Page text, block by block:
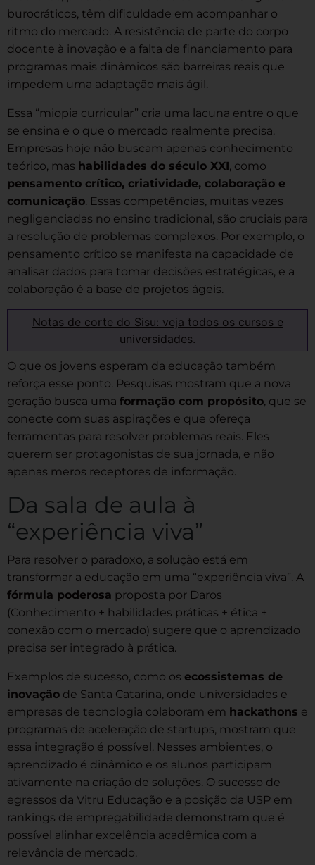
burocráticos, têm dificuldade em acompanhar o
ritmo do mercado. A resistência de parte do corpo
docente à inovação e a falta de financiamento para
programas mais dinâmicos são barreiras reais que
impedem uma adaptação mais ágil.
Essa “miopia curricular” cria uma lacuna entre o que
se ensina e o que o mercado realmente precisa.
Empresas hoje não buscam apenas conhecimento
teórico, mas habilidades do século XXI, como
pensamento crítico, criatividade, colaboração e
comunicação. Essas competências, muitas vezes
negligenciadas no ensino tradicional, são cruciais para
a resolução de problemas complexos. Por exemplo, o
pensamento crítico se manifesta na capacidade de
analisar dados para tomar decisões estratégicas, e a
colaboração é a base de projetos ágeis.
Notas de corte do Sisu: veja todos os cursos e
universidades.
O que os jovens esperam da educação também
reforça esse ponto. Pesquisas mostram que a nova
geração busca uma formação com propósito, que se
conecte com suas aspirações e que ofereça
ferramentas para resolver problemas reais. Eles
querem ser protagonistas de sua jornada, e não
apenas meros receptores de informação.
Da sala de aula à
“experiência viva”
Para resolver o paradoxo, a solução está em
transformar a educação em uma “experiência viva”. A
fórmula poderosa proposta por Daros
(Conhecimento + habilidades práticas + ética +
conexão com o mercado) sugere que o aprendizado
precisa ser integrado à prática.
Exemplos de sucesso, como os ecossistemas de
inovação de Santa Catarina, onde universidades e
empresas de tecnologia colaboram em hackathons e
programas de aceleração de startups, mostram que
essa integração é possível. Nesses ambientes, o
aprendizado é dinâmico e os alunos participam
ativamente na criação de soluções. O sucesso de
egressos da Vitru Educação e a posição da USP em
rankings de empregabilidade demonstram que é
possível alinhar excelência acadêmica com a
relevância de mercado.